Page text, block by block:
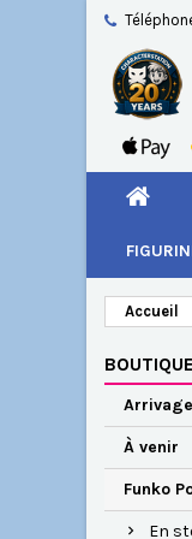
Accueil
À venir
Funko
En